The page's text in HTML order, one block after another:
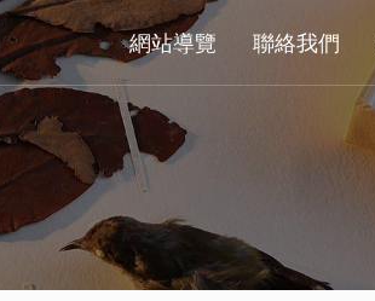
網站導覽 聯絡我們